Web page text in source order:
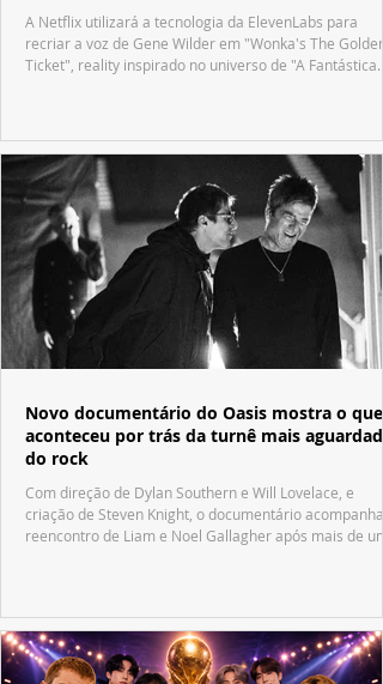
A Netflix utilizará a tecnologia da ElevenLabs para
recriar a voz de Gene Wilder em "Wonka's The Golden
Ticket", reality inspirado no universo de "A Fantástica
Novo documentário do Oasis mostra o que
aconteceu por trás da turnê mais aguardada
do rock
Com direção de Dylan Southern e Will Lovelace, e
criação de Steven Knight, o documentário acompanha
reencontro de Liam e Noel Gallagher após mais de